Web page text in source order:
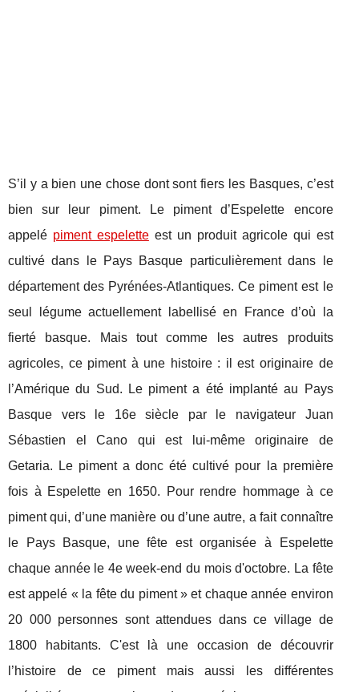
S’il y a bien une chose dont sont fiers les Basques, c’est
bien sur leur piment. Le piment d’Espelette encore
appelé piment espeletteest un produit agricole qui est
cultivé dans le Pays Basque particulièrement dans le
département des Pyrénées-Atlantiques. Ce piment est le
seul légume actuellement labellisé en France d’où la
fierté basque. Mais tout comme les autres produits
agricoles, ce piment à une histoire : il est originaire de
l’Amérique du Sud. Le piment a été implanté au Pays
Basque vers le 16e siècle par le navigateur Juan
Sébastien el Cano qui est lui-même originaire de
Getaria. Le piment a donc été cultivé pour la première
fois à Espelette en 1650. Pour rendre hommage à ce
piment qui, d’une manière ou d’une autre, a fait connaître
le Pays Basque, une fête est organisée à Espelette
chaque année le 4e week-end du mois d'octobre. La fête
est appelé « la fête du piment » et chaque année environ
20 000 personnes sont attendues dans ce village de
1800 habitants. C'est là une occasion de découvrir
l’histoire de ce piment mais aussi les différentes